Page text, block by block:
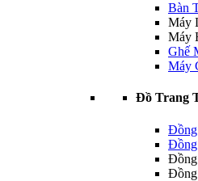
Bàn
Máy
Máy
Ghế
Máy
Đồ Trang
Đồng
Đồng